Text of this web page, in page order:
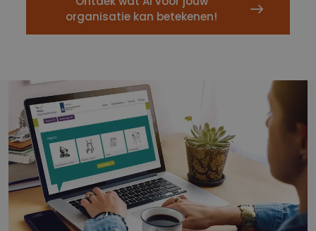
organisatie kan betekenen!